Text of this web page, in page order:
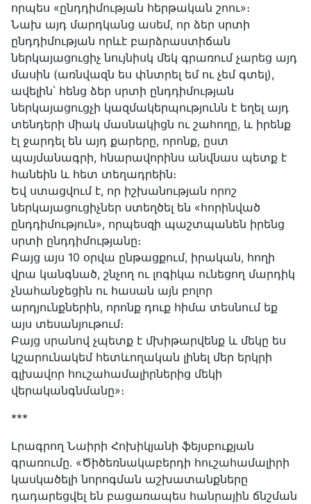
որպես «ընդդիմության հերթական շոու»։
Նախ այդ մարդկանց ասեմ, որ ձեր սրտի
ընդդիմության որևէ բարձրաստիճան
ներկայացուցիչ նույնիսկ մեկ գրառում չարեց այդ
մասին (առնվազն ես փնտրել եմ ու չեմ գտել),
ավելին՝ հենց ձեր սրտի ընդդիմության
ներկայացուցչի կազմակերպությունն է եղել այդ
տենդերի միակ մասնակիցն ու շահողը, և իրենք
էլ ջարդել են այդ քարերը, որոնք, ըստ
պայմանագրի, հնարավորինս անվնաս պետք է
հանեին և հետ տեղադրեին։
Եվ ստացվում է, որ իշխանության որոշ
ներկայացուցիչներ ստեղծել են «հորինված
ընդդիմություն», որպեսզի պաշտպանեն իրենց
սրտի ընդդիմությանը։
Բայց այս 10 օրվա ընթացքում, իրական, հողի
վրա կանգնած, շնչող ու լոգիկա ունեցող մարդիկ
չնահանջեցին ու հասան այն բոլոր
արդյունքներին, որոնք դուք հիմա տեսնում եք
այս տեսանյութում։
Բայց սրանով չպետք է մխիթարվենք և մեկը ես
կշարունակեմ հետևողական լինել մեր երկրի
գլխավոր հուշահամալիրներից մեկի
վերականգնմանը»։
***
Լրագրող Նաիրի Հոխիկյանի ֆեյսբուքյան
գրառումը․ «Ծիծեռնակաբերդի հուշահամալիրի
կասկածելի նորոգման աշխատանքները
դադարեցվել են բացառապես հանրային ճնշման